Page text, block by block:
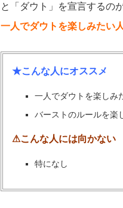
と「ダウト」を宣言するの
一人でダウトを楽しみたい
★こんな人にオススメ
一人でダウトを楽しみ
バーストのルールを楽
⚠こんな人には向かない
特になし